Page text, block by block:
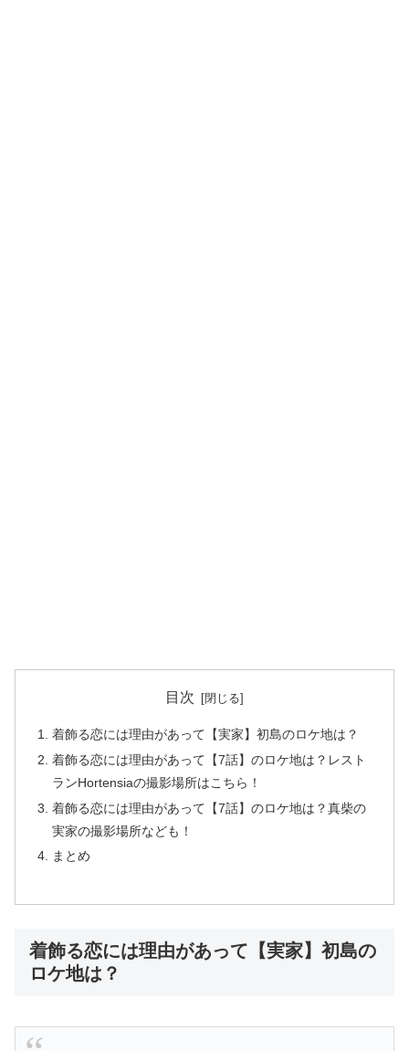
目次
着飾る恋には理由があって【実家】初島のロケ地は？
着飾る恋には理由があって【7話】のロケ地は？レスト
ランHortensiaの撮影場所はこちら！
着飾る恋には理由があって【7話】のロケ地は？真柴の
実家の撮影場所なども！
まとめ
着飾る恋には理由があって【実家】初島の
ロケ地は？